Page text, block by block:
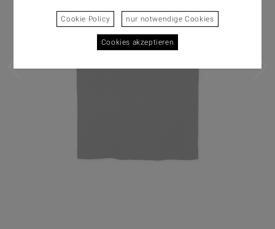
Cookie Policy nur notwendige Cookies
Cookies akzeptieren